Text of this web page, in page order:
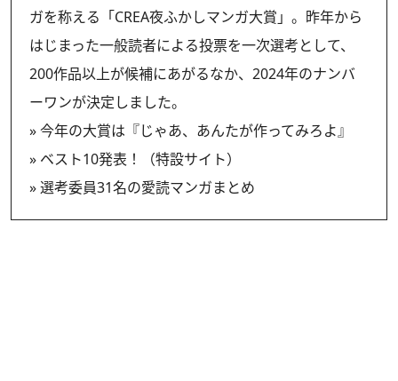
ガを称える「CREA夜ふかしマンガ大賞」。昨年から
はじまった一般読者による投票を一次選考として、
200作品以上が候補にあがるなか、2024年のナンバ
ーワンが決定しました。
»今年の大賞は『じゃあ、あんたが作ってみろよ』
» ベスト10発表！（特設サイト）
»選考委員31名の愛読マンガまとめ